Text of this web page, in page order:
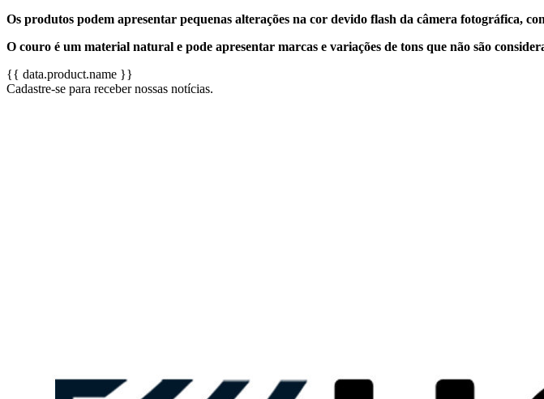
Os produtos podem apresentar pequenas alterações na cor devido flash da câmera fotográfica,
O couro é um material natural e pode apresentar marcas e variações de tons que não são
{{ data.product.name }}
Cadastre-se para receber nossas notícias.